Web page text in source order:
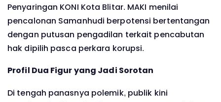
Penyaringan KONI Kota Blitar. MAKI menilai
pencalonan Samanhudi berpotensi bertentangan
dengan putusan pengadilan terkait pencabutan
hak dipilih pasca perkara korupsi.
Profil Dua Figur yang Jadi Sorotan
Di tengah panasnya polemik, publik kini